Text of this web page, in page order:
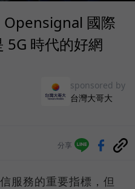
Opensignal 國際
5G 時代的好網
sponsored by
台灣大哥大
分享
服務的重要指標，但